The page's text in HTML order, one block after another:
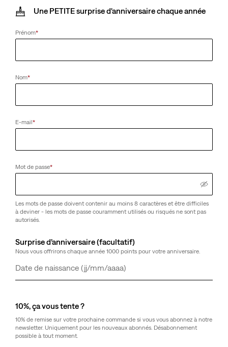
Une PETITE surprise d'anniversaire chaque année
Prénom*
Nom*
E-mail*
Mot de passe*
Les mots de passe doivent contenir au moins 8 caractères et être difficiles
à deviner - les mots de passe couramment utilisés ou risqués ne sont pas
autorisés.
Surprise d’anniversaire (facultatif)
Nous vous offrirons chaque année 1000 points pour votre anniversaire.
Jour
Mois
Année
10%, ça vous tente ?
10% de remise sur votre prochaine commande si vous vous abonnez à notre
newsletter. Uniquement pour les nouveaux abonnés. Désabonnement
possible à tout moment.